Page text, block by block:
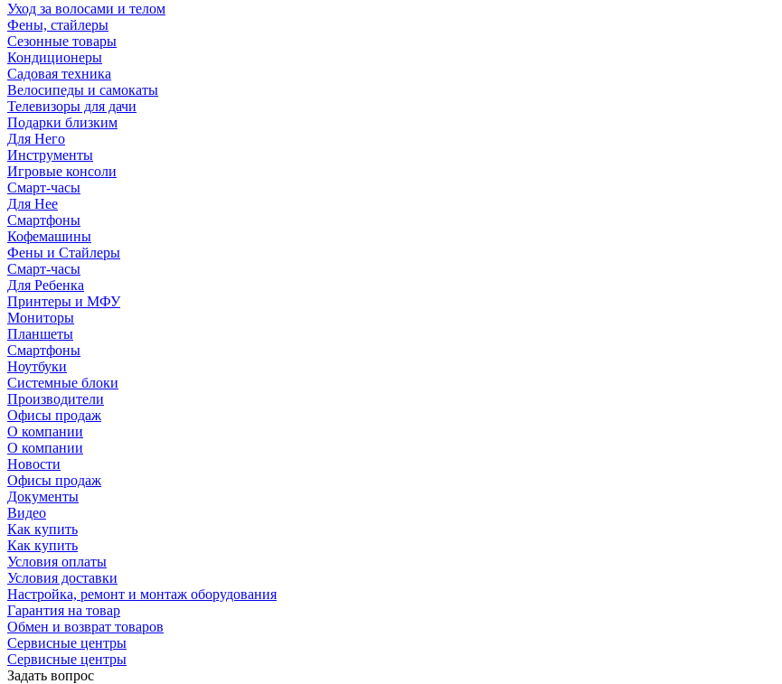
Уход за волосами и телом
Фены, стайлеры
Сезонные товары
Кондиционеры
Садовая техника
Велосипеды и самокаты
Телевизоры для дачи
Подарки близким
Для Него
Инструменты
Игровые консоли
Смарт-часы
Для Нее
Смартфоны
Кофемашины
Фены и Стайлеры
Смарт-часы
Для Ребенка
Принтеры и МФУ
Мониторы
Планшеты
Смартфоны
Ноутбуки
Системные блоки
Производители
Офисы продаж
О компании
О компании
Новости
Офисы продаж
Документы
Видео
Как купить
Как купить
Условия оплаты
Условия доставки
Настройка, ремонт и монтаж оборудования
Гарантия на товар
Обмен и возврат товаров
Сервисные центры
Сервисные центры
Задать вопрос